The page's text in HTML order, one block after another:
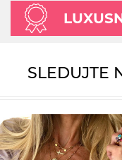
SLEDUJTE